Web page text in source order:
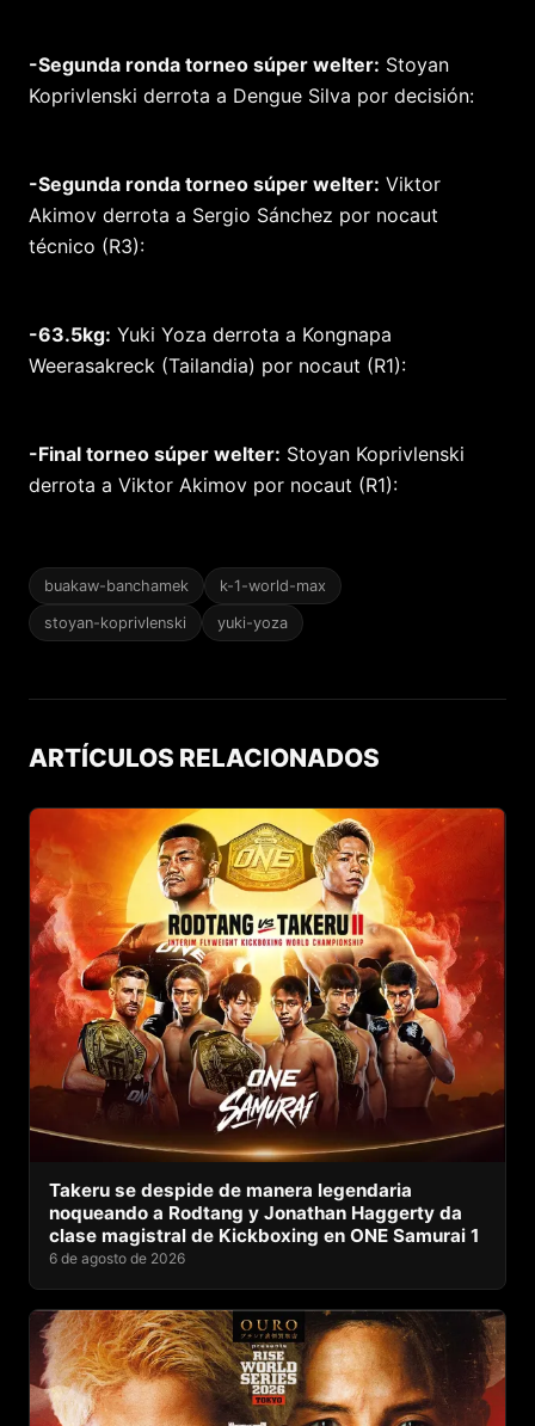
-Segunda ronda torneo súper welter: Stoyan
Koprivlenski derrota a Dengue Silva por decisión:
-Segunda ronda torneo súper welter: Viktor
Akimov derrota a Sergio Sánchez por nocaut
técnico (R3):
-63.5kg: Yuki Yoza derrota a Kongnapa
Weerasakreck (Tailandia) por nocaut (R1):
-Final torneo súper welter: Stoyan Koprivlenski
derrota a Viktor Akimov por nocaut (R1):
buakaw-banchamek k-1-world-max
stoyan-koprivlenski yuki-yoza
ARTÍCULOS RELACIONADOS
Takeru se despide de manera legendaria
noqueando a Rodtang y Jonathan Haggerty da
clase magistral de Kickboxing en ONE Samurai 1
6 de agosto de 2026